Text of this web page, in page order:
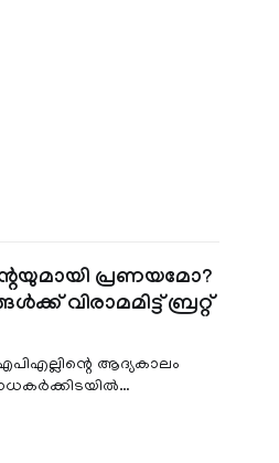
പ്രണയമോ?
വിരാമമിട്ട് ബ്രറ്റ്
ആദ്യകാലം
തള്ളി മുൻ